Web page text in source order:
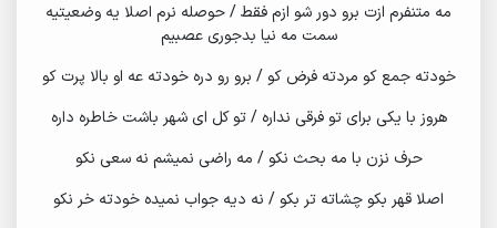
مه متنفرم ازت برو دور شو ازم فقط / حوصله نرم اصلا یه وضعیتیه
سمت مه نیا بدجوری عصبیم
خودته جمع کو مردته فرض کو / برو رو دره خودته عه او بالا پرت کو
هروز با یکی برای تو فرقی نداره / تو کل ای شهر باشت خاطره داره
حرف نزن با مه بحث نکو / مه راضی نمیشم نه سعی نکو
اصلا قهر بکو چشاته تر بکو / نه دیه جواب نمیده خودته خر نکو